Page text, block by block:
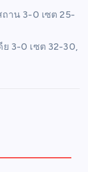
ถาน 3-0 เซต 25-
3-0 เซต 32-30,